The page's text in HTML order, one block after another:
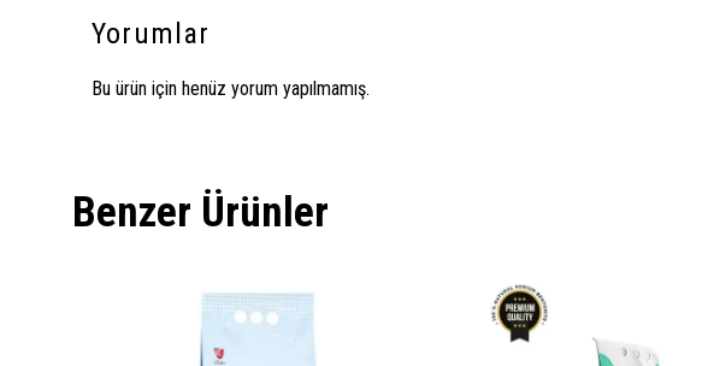
Yorumlar
Bu ürün için henüz yorum yapılmamış.
Benzer Ürünler